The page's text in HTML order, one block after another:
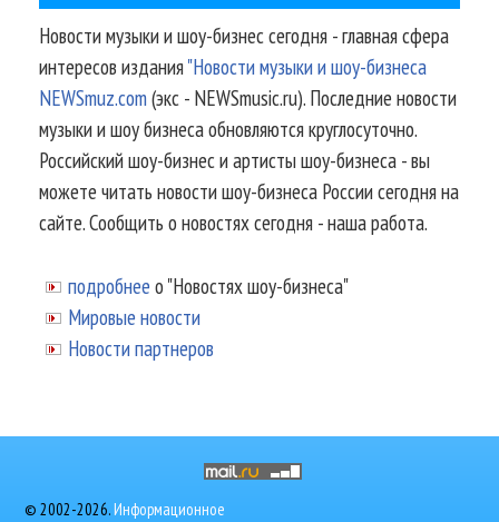
Новости музыки и шоу-бизнес сегодня - главная сфера
интересов издания"Новости музыки и шоу-бизнеса
NEWSmuz.com(экс - NEWSmusic.ru). Последние новости
музыки и шоу бизнеса обновляются круглосуточно.
Российский шоу-бизнес и артисты шоу-бизнеса - вы
можете читать новости шоу-бизнеса России сегодня на
сайте. Сообщить о новостях сегодня - наша работа.
подробнее о "Новостях шоу-бизнеса"
Мировые новости
Новости партнеров
© 2002-2026.Информационное